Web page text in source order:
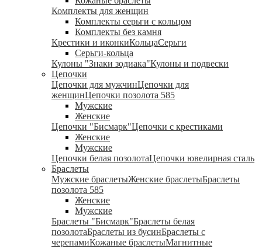
Комплекты для женщин
Комплекты серьги с кольцом
Комплекты без камня
Крестики и иконкиКольцаСерьги
Серьги-кольца
Кулоны "Знаки зодиака"Кулоны и подвески
Цепочки
Цепочки для мужчинЦепочки для
женщинЦепочки позолота 585
Мужские
Женские
Цепочки "Бисмарк"Цепочки с крестиками
Женские
Мужские
Цепочки белая позолотаЦепочки ювелирная сталь
Браслеты
Мужские браслетыЖенские браслетыБраслеты
позолота 585
Женские
Мужские
Браслеты "Бисмарк"Браслеты белая
позолотаБраслеты из бусинБраслеты с
черепамиКожаные браслетыМагнитные